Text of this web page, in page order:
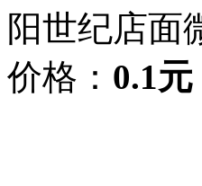
阳世纪店面
价格： 0.1元